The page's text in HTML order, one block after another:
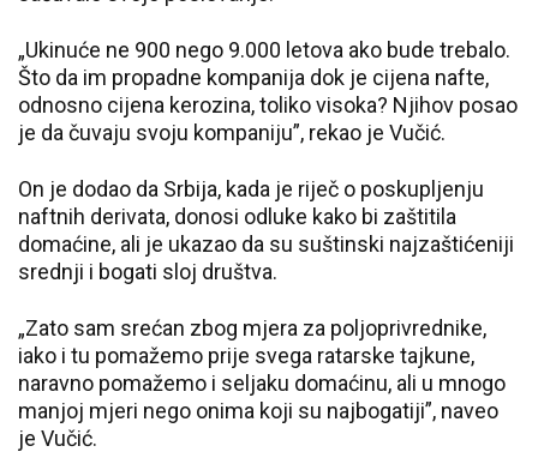
„Ukinuće ne 900 nego 9.000 letova ako bude trebalo.
Što da im propadne kompanija dok je cijena nafte,
odnosno cijena kerozina, toliko visoka? Njihov posao
je da čuvaju svoju kompaniju”, rekao je Vučić.
On je dodao da Srbija, kada je riječ o poskupljenju
naftnih derivata, donosi odluke kako bi zaštitila
domaćine, ali je ukazao da su suštinski najzaštićeniji
srednji i bogati sloj društva.
„Zato sam srećan zbog mjera za poljoprivrednike,
iako i tu pomažemo prije svega ratarske tajkune,
naravno pomažemo i seljaku domaćinu, ali u mnogo
manjoj mjeri nego onima koji su najbogatiji”, naveo
je Vučić.